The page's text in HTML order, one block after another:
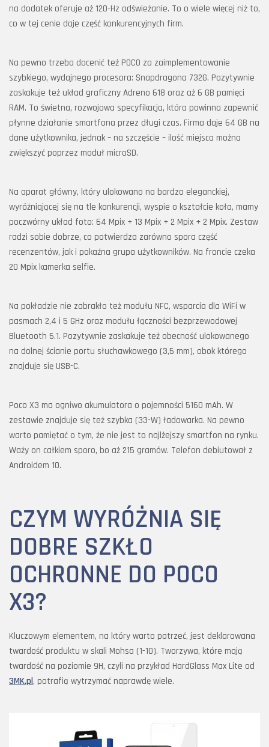
na dodatek oferuje aż 120-Hz odświeżanie. To o wiele więcej niż to,
co w tej cenie daje część konkurencyjnych firm.
Na pewno trzeba docenić też POCO za zaimplementowanie
szybkiego, wydajnego procesora: Snapdragona 732G. Pozytywnie
zaskakuje też układ graficzny Adreno 618 oraz aż 6 GB pamięci
RAM. To świetna, rozwojowa specyfikacja, która powinna zapewnić
płynne działanie smartfona przez długi czas. Firma daje 64 GB na
dane użytkownika, jednak – na szczęście – ilość miejsca można
zwiększyć poprzez moduł microSD.
Na aparat główny, który ulokowano na bardzo eleganckiej,
wyróżniającej się na tle konkurencji, wyspie o kształcie koła, mamy
poczwórny układ foto: 64 Mpix + 13 Mpix + 2 Mpix + 2 Mpix. Zestaw
radzi sobie dobrze, co potwierdza zarówno spora część
recenzentów, jak i pokaźna grupa użytkowników. Na froncie czeka
20 Mpix kamerka selfie.
Na pokładzie nie zabrakło też modułu NFC, wsparcia dla WiFi w
pasmach 2,4 i 5 GHz oraz modułu łączności bezprzewodowej
Bluetooth 5.1. Pozytywnie zaskakuje też obecność ulokowanego
na dolnej ścianie portu słuchawkowego (3,5 mm), obok którego
znajduje się USB-C.
Poco X3 ma ogniwo akumulatora o pojemności 5160 mAh. W
zestawie znajduje się też szybka (33-W) ładowarka. Na pewno
warto pamiętać o tym, że nie jest to najlżejszy smartfon na rynku.
Waży on całkiem sporo, bo aż 215 gramów. Telefon debiutował z
Androidem 10.
CZYM WYRÓŻNIA SIĘ
DOBRE SZKŁO
OCHRONNE DO POCO
X3?
Kluczowym elementem, na który warto patrzeć, jest deklarowana
twardość produktu w skali Mohsa (1-10). Tworzywa, które mają
twardość na poziomie 9H, czyli na przykład HardGlass Max Lite od
3MK.pl, potrafią wytrzymać naprawdę wiele.